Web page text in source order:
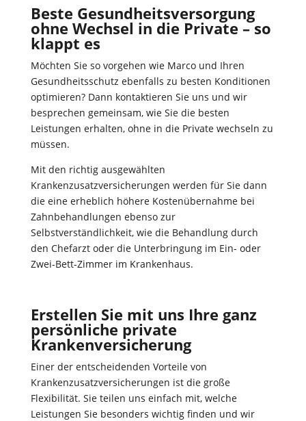
Beste Gesundheitsversorgung
ohne Wechsel in die Private – so
klappt es
Möchten Sie so vorgehen wie Marco und Ihren
Gesundheitsschutz ebenfalls zu besten Konditionen
optimieren? Dann kontaktieren Sie uns und wir
besprechen gemeinsam, wie Sie die besten
Leistungen erhalten, ohne in die Private wechseln zu
müssen.
Mit den richtig ausgewählten
Krankenzusatzversicherungen werden für Sie dann
die eine erheblich höhere Kostenübernahme bei
Zahnbehandlungen ebenso zur
Selbstverständlichkeit, wie die Behandlung durch
den Chefarzt oder die Unterbringung im Ein- oder
Zwei-Bett-Zimmer im Krankenhaus.
Erstellen Sie mit uns Ihre ganz
persönliche private
Krankenversicherung
Einer der entscheidenden Vorteile von
Krankenzusatzversicherungen ist die große
Flexibilität. Sie teilen uns einfach mit, welche
Leistungen Sie besonders wichtig finden und wir